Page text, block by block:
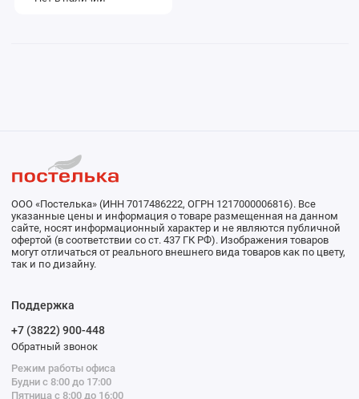
ООО «Постелька» (ИНН 7017486222, ОГРН 1217000006816). Все
указанные цены и информация о товаре размещенная на данном
сайте, носят информационный характер и не являются публичной
офертой (в соответствии со ст. 437 ГК РФ). Изображения товаров
могут отличаться от реального внешнего вида товаров как по цвету,
так и по дизайну.
Поддержка
+7 (3822) 900-448
Обратный звонок
Режим работы офиса
Будни с 8:00 до 17:00
Пятница с 8:00 до 16:00